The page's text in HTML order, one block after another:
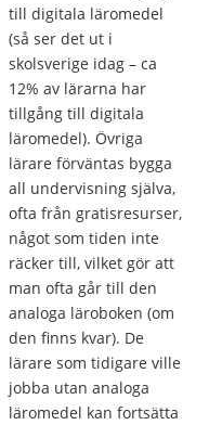
till digitala läromedel
(så ser det ut i
skolsverige idag – ca
12% av lärarna har
tillgång till digitala
läromedel). Övriga
lärare förväntas bygga
all undervisning själva,
ofta från gratisresurser,
något som tiden inte
räcker till, vilket gör att
man ofta går till den
analoga läroboken (om
den finns kvar). De
lärare som tidigare ville
jobba utan analoga
läromedel kan fortsätta